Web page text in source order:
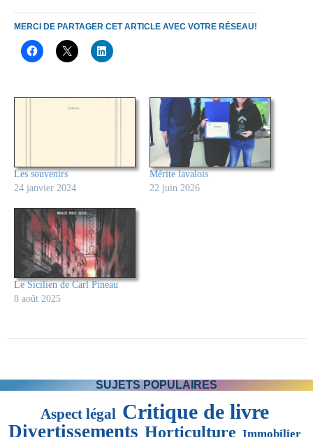
MERCI DE PARTAGER CET ARTICLE AVEC VOTRE RÉSEAU!
Les souvenirs
24 janvier 2024
Mérite lavalois
22 juin 2026
Le Sicilien de Carl Pineau
8 août 2025
SUJETS POPULAIRES
Aspect légal Critique de livre
Divertissements Horticulture Immobilier